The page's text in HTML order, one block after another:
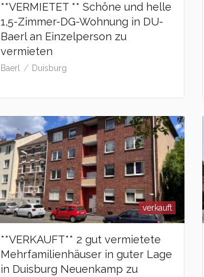
**VERMIETET ** Schöne und helle
1,5-Zimmer-DG-Wohnung in DU-
Baerl an Einzelperson zu
vermieten
Baerl Duisburg
verkauft
**VERKAUFT** 2 gut vermietete
Mehrfamilienhäuser in guter Lage
in Duisburg Neuenkamp zu